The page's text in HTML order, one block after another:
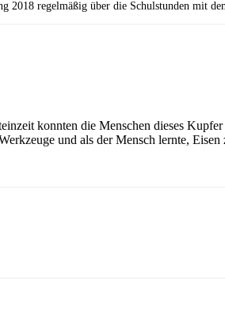
regelmäßig über die Schulstunden mit
konnten die Menschen dieses
und als der Mensch lernte,